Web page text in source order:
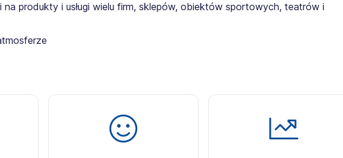
na produkty i usługi wielu firm, sklepów, obiektów sportowych, teatrów i